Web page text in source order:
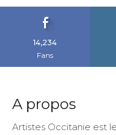
14,234
Fans
A propos
Artistes Occitanie est